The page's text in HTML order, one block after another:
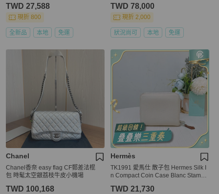
TWD 27,588
現折 800
全新品 本地 免運
TWD 78,000
現折 2,000
狀況尚可 本地 免運
Chanel
Chanel香奈 easy flag CF郵差法棍
包 時髦太空銀荔枝牛皮小機場
TWD 100,168
Hermès
TK1991 愛馬仕 散子包 Hermes Silk I
n Compact Coin Case Blanc Stamp
TWD 21,730